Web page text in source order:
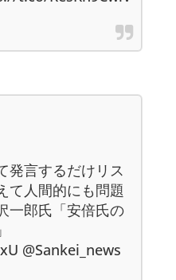
発言するだけリス
て人間的にも問題
一郎氏「安倍氏の
@Sankei_news